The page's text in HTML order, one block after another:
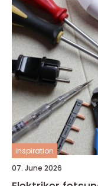
inspiration
07. June 2026